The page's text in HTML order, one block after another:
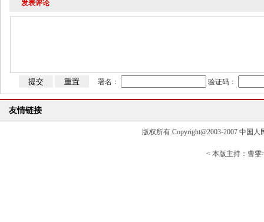
发表评论
署名： 验证码：
友情链接
版权所有 Copyright@2003-2007 中国
< 本版主持：曹雯